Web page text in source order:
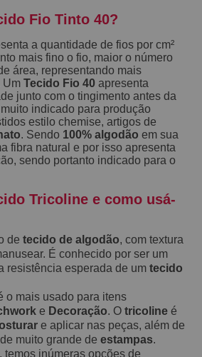
Fio Tinto 40?
a quantidade de fios por cm²
mais fino o fio, maior o número
área, representando mais
Um Tecido Fio 40 apresenta
junto com o tingimento antes da
indicado para produção
estilo chemise, artigos de
. Sendo 100% algodão em sua
fibra natural e por isso apresenta
sendo portanto indicado para o
Tricoline e como usá-
de tecido de algodão, com textura
É conhecido por ser um
resistência esperada de um tecido
o mais usado para itens
e Decoração. O tricoline é
e aplicar nas peças, além de
muito grande de estampas.
, temos inúmeras opções de